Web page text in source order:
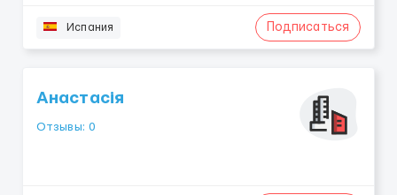
Испания Подписаться
Анастасія
Отзывы: 0